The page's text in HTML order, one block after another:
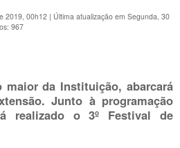
2019, 00h12 | Última atualização em Segunda, 30
967
maior da Instituição, abarcará
Junto à programação
realizado o 3º Festival de